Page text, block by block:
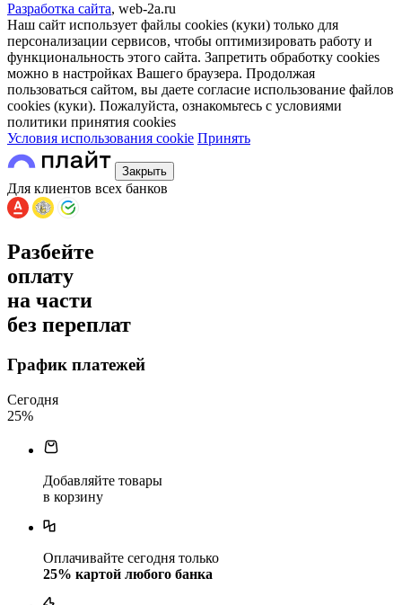
Разработка сайта, web-2a.ru
Наш сайт использует файлы cookies (куки) только для
персонализации сервисов, чтобы оптимизировать работу и
функциональность этого сайта. Запретить обработку cookies
можно в настройках Вашего браузера. Продолжая
пользоваться сайтом, вы даете согласие использование файлов
cookies (куки). Пожалуйста, ознакомьтесь с условиями
политики принятия сookies
Условия использования cookie Принять
Закрыть
Для клиентов всех банков
Разбейте
оплату
на части
без переплат
График платежей
Сегодня
25%
Добавляйте товары
в корзину
Оплачивайте сегодня только
25% картой любого банка